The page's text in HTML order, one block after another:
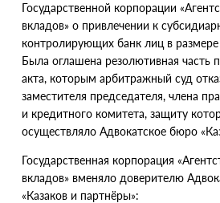
Государственной корпорации «
вкладов» о привлечении к
контролирующих банк лиц в размере
Была оглашена резолютивная часть
акта, которым арбитражный суд
заместителя председателя, члена
и кредитного комитета, защиту
осуществляло Адвокатское бюро «
Государственная корпорация «
вкладов» вменяло доверителю
«Казаков и партнёры»: